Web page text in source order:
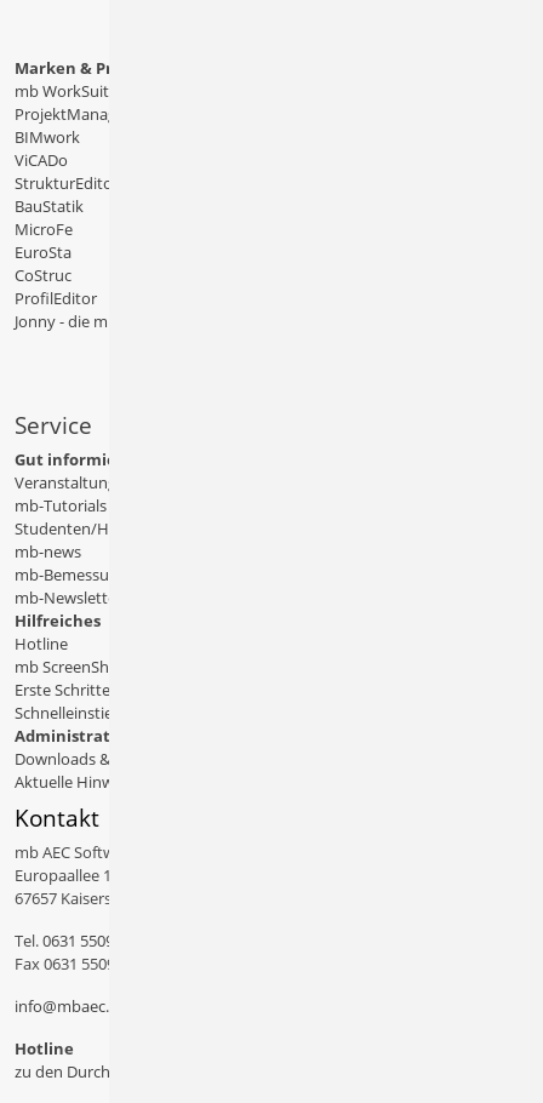
Marken & Produkte
mb WorkSuite
ProjektManager
BIMwork
ViCADo
StrukturEditor
BauStatik
MicroFe
EuroSta
CoStruc
ProfilEditor
Jonny - die mb-App
Service
Gut informiert
Veranstaltungen
mb-Tutorials
Studenten/Hochschule
mb-news
mb-Bemessungstafeln
mb-Newsletter
Hilfreiches
Hotline
mb ScreenShare
Erste Schritte
Schnelleinstiege & Doku
Administratives
Downloads & Patches
Aktuelle Hinweise
Kontakt
mb AEC Software GmbH
Europaallee 14
67657 Kaiserslautern
Tel.0631 550999 11
Fax 0631 550999 20
info@mbaec.de
Hotline
zu den Durchwahlen